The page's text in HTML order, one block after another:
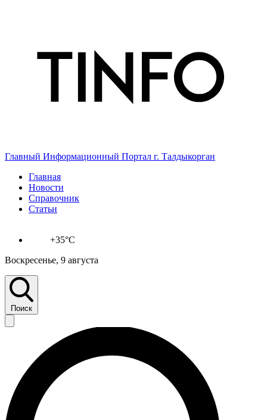
Главный Информационный Портал г. Талдыкорган
Главная
Новости
Справочник
Статьи
+35°C
Воскресенье, 9 августа
Поиск